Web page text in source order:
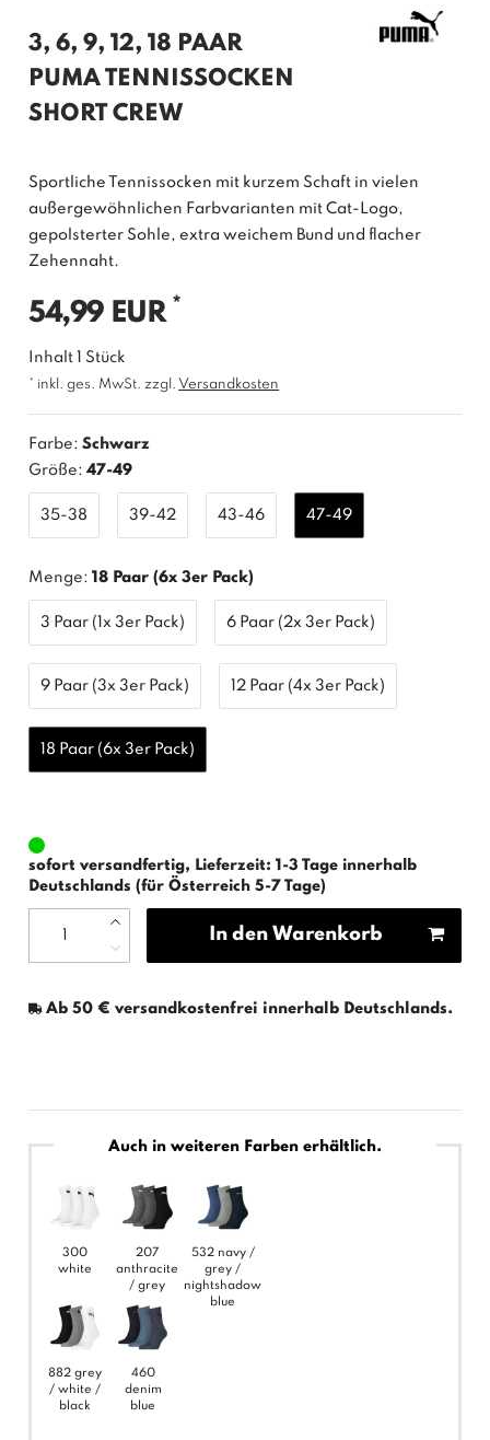
3, 6, 9, 12, 18 PAAR
PUMA TENNISSOCKEN
SHORT CREW
Sportliche Tennissocken mit kurzem Schaft in vielen
außergewöhnlichen Farbvarianten mit Cat-Logo,
gepolsterter Sohle, extra weichem Bund und flacher
Zehennaht.
54,99 EUR *
Inhalt1Stück
* inkl. ges. MwSt. zzgl. Versandkosten
Farbe:Schwarz
Größe: 47-49
35-38 39-42 43-46 47-49
Menge: 18 Paar (6x 3er Pack)
3 Paar (1x 3er Pack) 6 Paar (2x 3er Pack)
9 Paar (3x 3er Pack) 12 Paar (4x 3er Pack)
18 Paar (6x 3er Pack)
sofort versandfertig, Lieferzeit: 1-3 Tage innerhalb
Deutschlands (für Österreich 5-7 Tage)
In den Warenkorb
Ab 50 € versandkostenfrei innerhalb Deutschlands.
Auch in weiteren Farben erhältlich.
300
white
882 grey
/ white /
black
207
anthracite
/ grey
460
denim
blue
532 navy /
grey /
nightshadow
blue